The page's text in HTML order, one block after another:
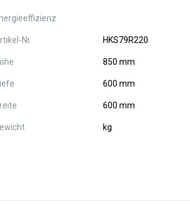
Nr. HKS79R220
850 mm
600 mm
600 mm
kg